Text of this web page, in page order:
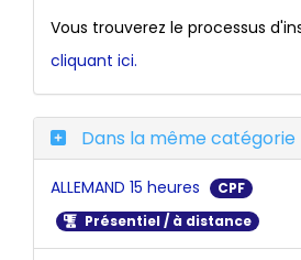
Vous trouverez le processus
cliquant ici.
Dans la même catégorie
ALLEMAND 15 heures
CPF
Présentiel / à distance